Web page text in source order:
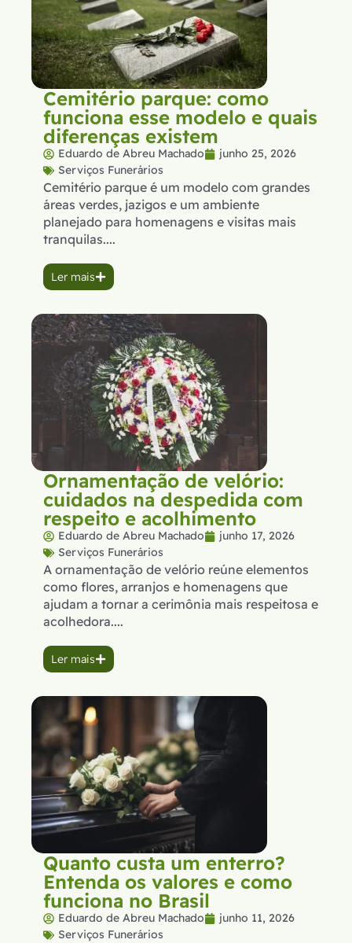
Cemitério parque: como
funciona esse modelo e quais
diferenças existem
Eduardo de Abreu Machado
junho 25, 2026
Serviços Funerários
Cemitério parque é um modelo com grandes
áreas verdes, jazigos e um ambiente
planejado para homenagens e visitas mais
tranquilas....
Ler mais
Ornamentação de velório:
cuidados na despedida com
respeito e acolhimento
Eduardo de Abreu Machado
junho 17, 2026
Serviços Funerários
A ornamentação de velório reúne elementos
como flores, arranjos e homenagens que
ajudam a tornar a cerimônia mais respeitosa e
acolhedora....
Ler mais
Quanto custa um enterro?
Entenda os valores e como
funciona no Brasil
Eduardo de Abreu Machado
junho 11, 2026
Serviços Funerários